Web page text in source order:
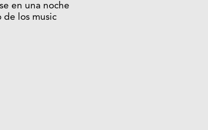
en una noche
de los music